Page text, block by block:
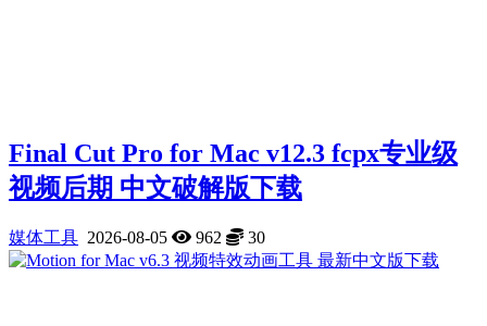
Final Cut Pro for Mac v12.3 fcpx专业级
视频后期 中文破解版下载
媒体工具 2026-08-05 962 30